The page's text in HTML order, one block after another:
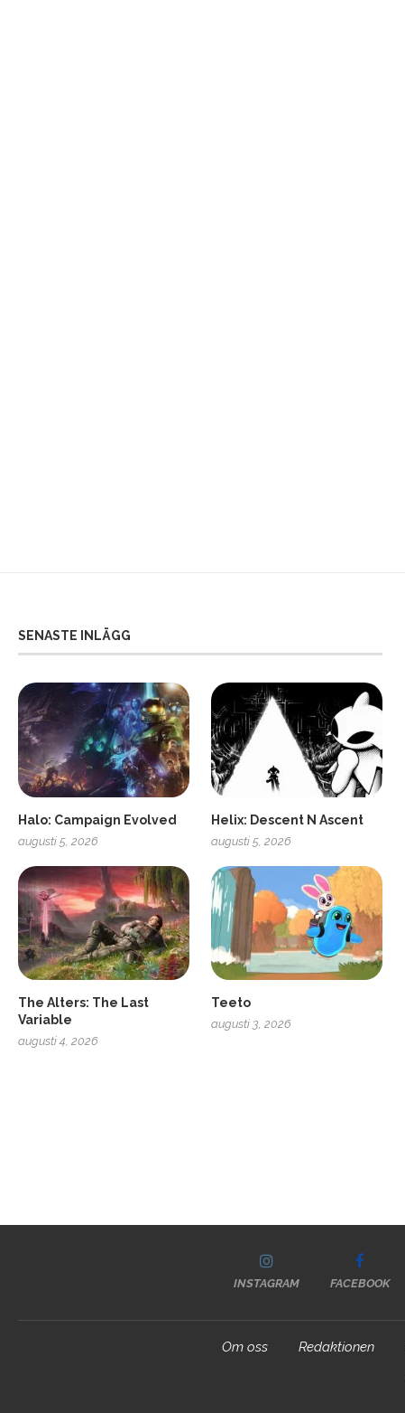
SENASTE INLÄGG
Halo: Campaign Evolved
augusti 5, 2026
Helix: Descent N Ascent
augusti 5, 2026
The Alters: The Last
Variable
augusti 4, 2026
Teeto
augusti 3, 2026
SCUF Gaming Omega
INSTAGRAM FACEBOOK
Om oss Redaktionen